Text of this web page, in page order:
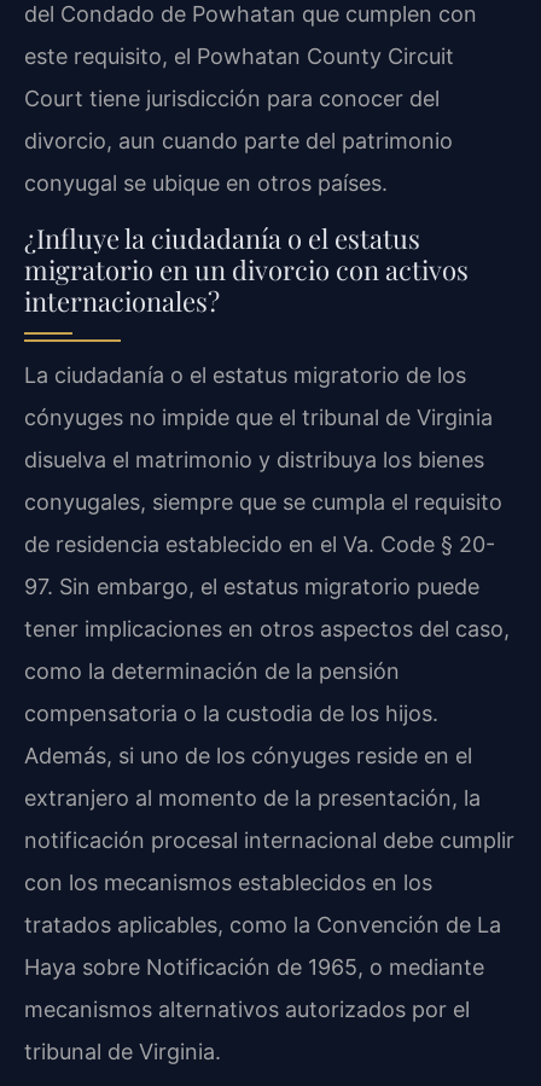
del Condado de Powhatan que cumplen con
este requisito, el Powhatan County Circuit
Court tiene jurisdicción para conocer del
divorcio, aun cuando parte del patrimonio
conyugal se ubique en otros países.
¿Influye la ciudadanía o el estatus
migratorio en un divorcio con activos
internacionales?
La ciudadanía o el estatus migratorio de los
cónyuges no impide que el tribunal de Virginia
disuelva el matrimonio y distribuya los bienes
conyugales, siempre que se cumpla el requisito
de residencia establecido en el Va. Code § 20-
97. Sin embargo, el estatus migratorio puede
tener implicaciones en otros aspectos del caso,
como la determinación de la pensión
compensatoria o la custodia de los hijos.
Además, si uno de los cónyuges reside en el
extranjero al momento de la presentación, la
notificación procesal internacional debe cumplir
con los mecanismos establecidos en los
tratados aplicables, como la Convención de La
Haya sobre Notificación de 1965, o mediante
mecanismos alternativos autorizados por el
tribunal de Virginia.